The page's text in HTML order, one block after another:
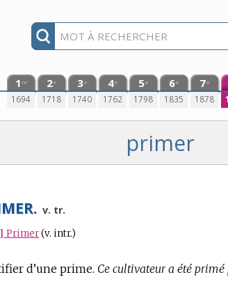
1 re
1694
2e
1718
3e
1740
4e
1762
5e
1798
6e
1835
7e
1878
primer
v. tr.
Primer(v. intr.)
d’une prime. Ce cultivateur a été